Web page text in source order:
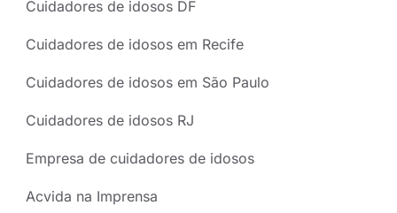
Cuidadores de idosos DF
Cuidadores de idosos em Recife
Cuidadores de idosos em São Paulo
Cuidadores de idosos RJ
Empresa de cuidadores de idosos
Acvida na Imprensa